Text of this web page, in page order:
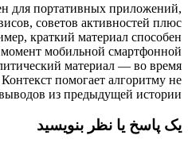
полезен для портативных
советов
Например, краткий материал
момент мобильной
аналитический материал —
Контекст помогает
выводов из предыдущей
یا نظر بنویسید